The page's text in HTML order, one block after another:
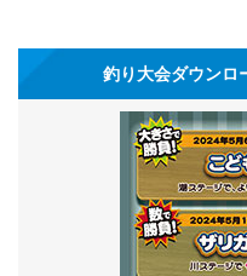
釣り大会ダウンロ